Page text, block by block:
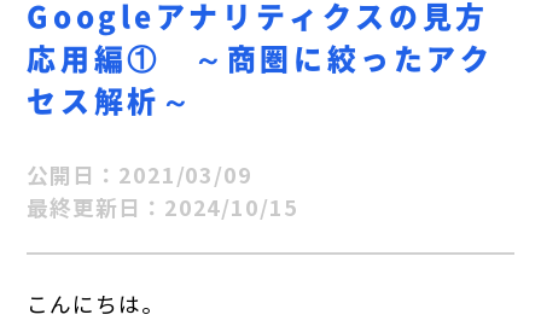
Googleアナリティクスの見方
応用編① ～商圏に絞ったアク
セス解析～
公開日：2021/03/09
最終更新日：2024/10/15
こんにちは。